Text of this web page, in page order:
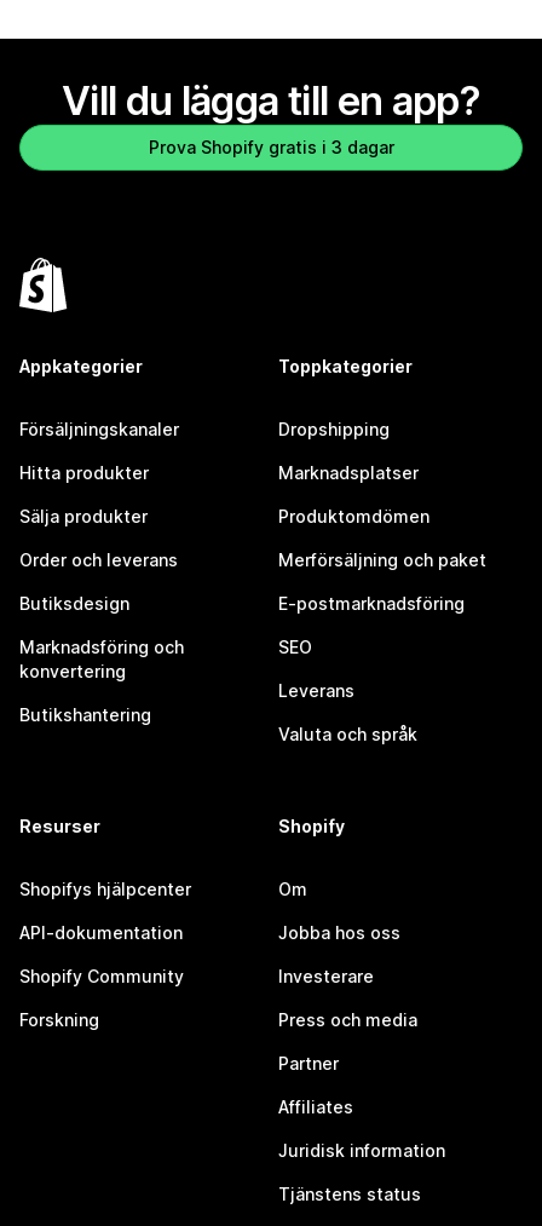
Vill du lägga till en app?
Prova Shopify gratis i 3 dagar
Appkategorier
Försäljningskanaler
Hitta produkter
Sälja produkter
Order och leverans
Butiksdesign
Marknadsföring och
konvertering
Butikshantering
Toppkategorier
Dropshipping
Marknadsplatser
Produktomdömen
Merförsäljning och paket
E-postmarknadsföring
SEO
Leverans
Valuta och språk
Resurser
Shopifys hjälpcenter
API-dokumentation
Shopify Community
Forskning
Shopify
Om
Jobba hos oss
Investerare
Press och media
Partner
Affiliates
Juridisk information
Tjänstens status